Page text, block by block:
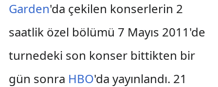
Garden'da çekilen konserlerin 2
saatlik özel bölümü 7 Mayıs 2011'de
turnedeki son konser bittikten bir
gün sonra HBO'da yayınlandı. 21